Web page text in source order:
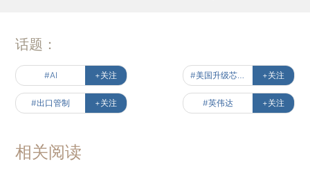
话题：
#AI +关注 #美国升级芯片管制 +关注
#出口管制 +关注 #英伟达 +关注
相关阅读